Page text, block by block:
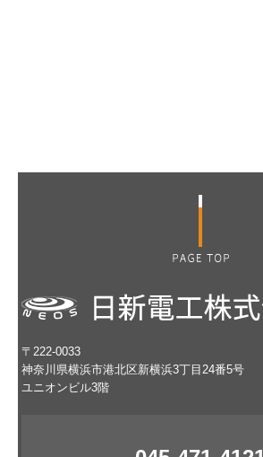
〒222-0033
神奈川県横浜市港北区新横浜3丁目24番5号
ユニオンビル3階